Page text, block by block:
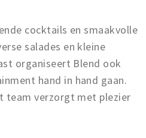
cocktails en smaakvolle
salades en kleine
organiseert Blend ook
hand in hand gaan.
team verzorgt met plezier